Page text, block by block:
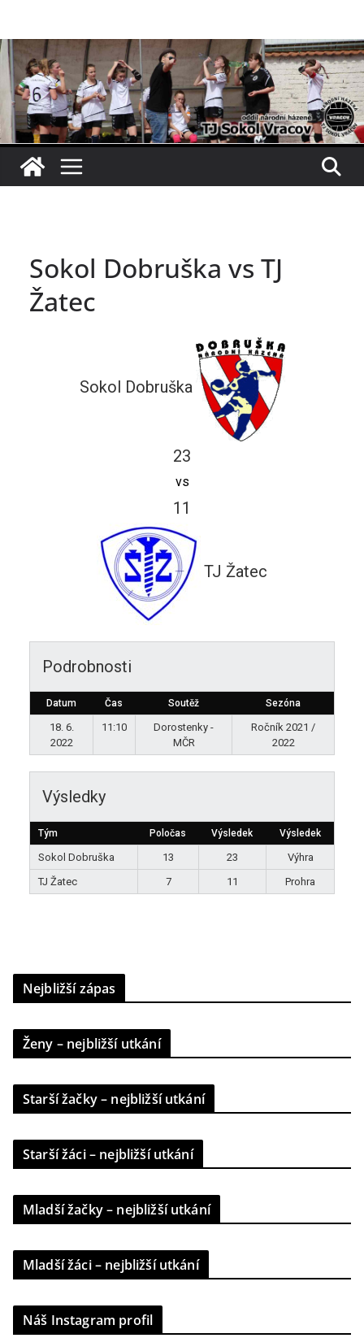
obsah
Sokol Dobruška vs TJ
Žatec
Sokol Dobruška
23
vs
11
TJ Žatec
Podrobnosti
Datum Čas Soutěž Sezóna
18. 6.
2022
11:10
Dorostenky -
MČR
Ročník 2021 /
2022
Výsledky
Tým Poločas Výsledek Výsledek
Sokol Dobruška 13 23
Výhra
TJ Žatec
7 11 Prohra
Nejbližší zápas
Ženy – nejbližší utkání
Starší žačky – nejbližší utkání
Starší žáci – nejbližší utkání
Mladší žačky – nejbližší utkání
Mladší žáci – nejbližší utkání
Náš Instagram profil